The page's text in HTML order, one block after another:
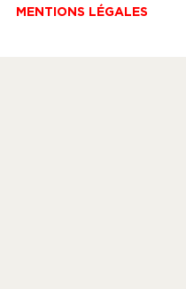
MENTIONS LÉGALES